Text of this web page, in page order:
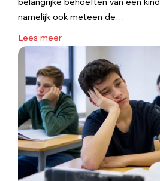
belangrijke behoeften van een
namelijk ook meteen de…
Lees meer